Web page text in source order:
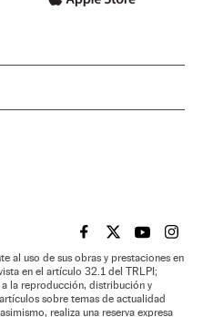
EL PAÍS BRASIL EN
EL PAÍSEL PAÍS
EL
al uso de sus obras y prestaciones en
en el artículo 32.1 del TRLPI;
a la reproducción, distribución y
sobre temas de actualidad
realiza una reserva expresa